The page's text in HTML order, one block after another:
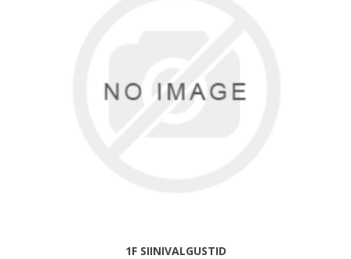
1F SIINIVALGUSTID